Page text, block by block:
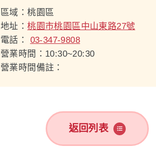
區域：桃園區
地址：桃園市桃園區中山東路27號
電話： 03-347-9808
營業時間：10:30~20:30
營業時間備註：
返回列表